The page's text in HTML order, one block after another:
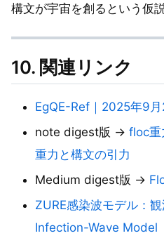
構文が宇宙を創るという仮
10. 関連リンク
EgQE-Ref｜2025年9
note digest版 → floc重
重力と構文の引力
Medium digest版 →
ZURE感染波モデル：
Infection-Wave Model